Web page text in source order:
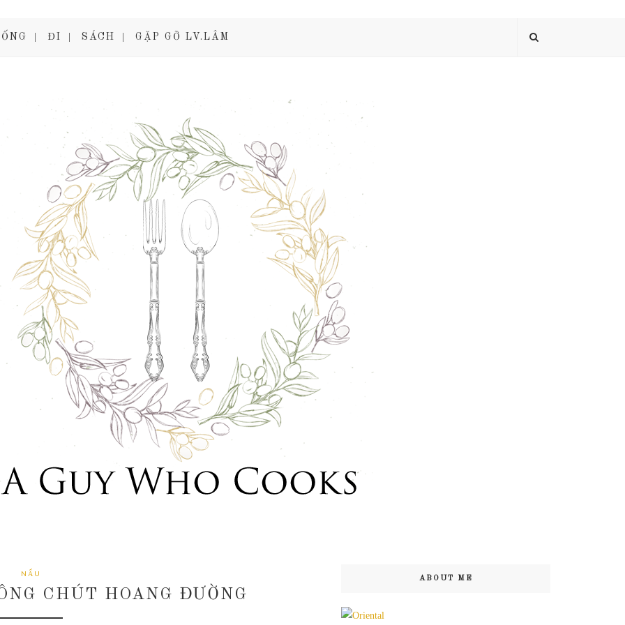
ĐI SÁCH GẶP GỠ LV.LÂM
NẤU
CHÚT HOANG ĐƯỜNG
ABOUT ME